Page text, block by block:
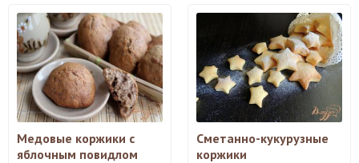
Медовые коржики с
яблочным повидлом
Сметанно-кукурузные
коржики